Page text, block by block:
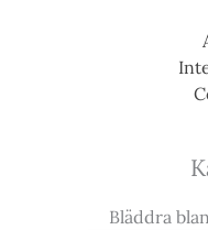
Bläddra